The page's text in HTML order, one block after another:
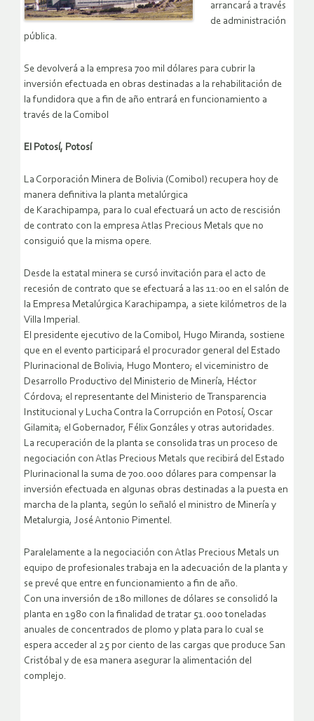
arrancará a través
de administración
pública.
Se devolverá a la empresa 700 mil dólares para cubrir la
inversión efectuada en obras destinadas a la rehabilitación de
la fundidora que a fin de año entrará en funcionamiento a
través de la Comibol
El Potosí, Potosí
La Corporación Minera de Bolivia (Comibol) recupera hoy de
manera definitiva la planta metalúrgica
de Karachipampa, para lo cual efectuará un acto de rescisión
de contrato con la empresa Atlas Precious Metals que no
consiguió que la misma opere.
Desde la estatal minera se cursó invitación para el acto de
recesión de contrato que se efectuará a las 11:00 en el salón de
la Empresa Metalúrgica Karachipampa, a siete kilómetros de la
Villa Imperial.
El presidente ejecutivo de la Comibol, Hugo Miranda, sostiene
que en el evento participará el procurador general del Estado
Plurinacional de Bolivia, Hugo Montero; el viceministro de
Desarrollo Productivo del Ministerio de Minería, Héctor
Córdova; el representante del Ministerio de Transparencia
Institucional y Lucha Contra la Corrupción en Potosí, Oscar
Gilamita; el Gobernador, Félix Gonzáles y otras autoridades.
La recuperación de la planta se consolida tras un proceso de
negociación con Atlas Precious Metals que recibirá del Estado
Plurinacional la suma de 700.000 dólares para compensar la
inversión efectuada en algunas obras destinadas a la puesta en
marcha de la planta, según lo señaló el ministro de Minería y
Metalurgia, José Antonio Pimentel.
Paralelamente a la negociación con Atlas Precious Metals un
equipo de profesionales trabaja en la adecuación de la planta y
se prevé que entre en funcionamiento a fin de año.
Con una inversión de 180 millones de dólares se consolidó la
planta en 1980 con la finalidad de tratar 51.000 toneladas
anuales de concentrados de plomo y plata para lo cual se
espera acceder al 25 por ciento de las cargas que produce San
Cristóbal y de esa manera asegurar la alimentación del
complejo.